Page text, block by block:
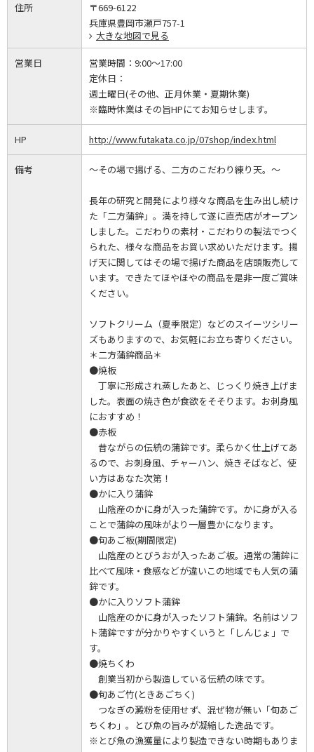
住所
〒669-6122
兵庫県豊岡市瀬戸757-1
大きな地図で見る
営業日 営業時間： 9:00～17:00
定休日：
週土曜日(その他、正月休業・夏期休業)
※臨時休業はその旨HPにてお知らせします。
HP http://www.futakata.co.jp/07shop/index.html
備考 ～その場で揚げる、二方のこだわり練り天。～
長年の研究と開発により様々な商品を生み出し続け
た「二方蒲鉾」。満を持して遂に直売店がオープン
しました。こだわりの素材・こだわりの製法でつく
られた、様々な商品をお買い求めいただけます。揚
げ天に関してはその場で揚げた商品を店頭販売して
います。できたてほやほやの商品を是非一度ご賞味
ください。
ソフトクリーム（夏季限定）などのスイーツシリー
ズもありますので、お気軽にお立ち寄りください。
＊二方蒲鉾商品＊
●焼板
丁寧に形成され蒸したあと、じっくり焼き上げま
した。表面の焼き色が食欲をそそります。お刺身風
におすすめ！
●赤板
昔ながらの伝統の蒲鉾です。柔らかく仕上げてあ
るので、お刺身風、チャーハン、焼きそばなど、使
い方はあなた次第！
●かに入り蒲鉾
山陰産のかに身が入った蒲鉾です。かに身が入る
ことで蒲鉾の風味がより一層豊かになります。
●旬あご板(期間限定)
山陰産のとびうおが入ったあご板。通常の蒲鉾に
比べて風味・食感などが違いこの地域でも人気の蒲
鉾です。
●かに入りソフト蒲鉾
山陰産のかに身が入ったソフト蒲鉾。名前はソフ
ト蒲鉾ですが分かりやすくいうと「しんじょ」で
す。
●焼ちくわ
創業当初から製造している伝統の味です。
●旬あご竹(ときあごちく)
つなぎの澱粉を使用せず、混ぜ物が無い「旬あご
ちくわ」。とび魚の旨みが凝縮した逸品です。
※とび魚の漁獲量により製造できない時期もありま